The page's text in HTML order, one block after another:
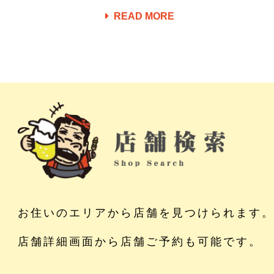
READ MORE
お住いのエリアから店舗を見つけられます
店舗詳細画面から店舗ご予約も可能です。